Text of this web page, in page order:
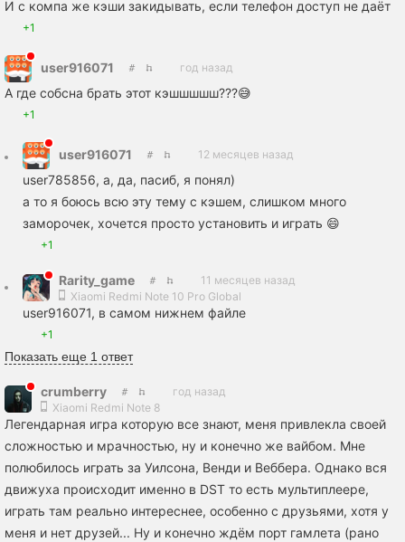
И с компа же кэши закидывать, если телефон доступ не даёт
+1
user916071 год назад
А где собсна брать этот кэшшшшш???😅
+1
user916071 12 месяцев назад
user785856, а, да, пасиб, я понял)
а то я боюсь всю эту тему с кэшем, слишком много
заморочек, хочется просто установить и играть 😄
+1
Rarity_game
11 месяцев назад
Xiaomi Redmi Note 10 Pro Global
user916071, в самом нижнем файле
+1
Показать еще 1 ответ
crumberry
год назад
Xiaomi Redmi Note 8
Легендарная игра которую все знают, меня привлекла своей
сложностью и мрачностью, ну и конечно же вайбом. Мне
полюбилось играть за Уилсона, Венди и Веббера. Однако вся
движуха происходит именно в DST то есть мультиплеере,
играть там реально интереснее, особенно с друзьями, хотя у
меня и нет друзей... Ну и конечно ждём порт гамлета (рано